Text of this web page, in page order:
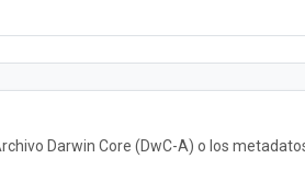
Darwin Core (DwC-A) o los